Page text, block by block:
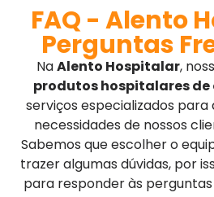
FAQ - Alento
Perguntas
NaAlento Hospitalar,
produtos hospitalares
serviços especializados
necessidades de nossos
Sabemos que escolher o
trazer algumas dúvidas, por
para responder às